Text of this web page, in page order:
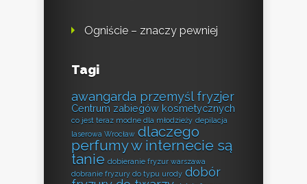
Ogniście – znaczy pewniej
Tagi
awangarda przemyśl fryzjer
Centrum zabiegów kosmetycznych
co jest teraz modne dla młodzieży depilacja
laserowa Wrocław dlaczego
perfumy w internecie są
tanie dobieranie fryzur warszawa
dobranie fryzury do typu urody dobór